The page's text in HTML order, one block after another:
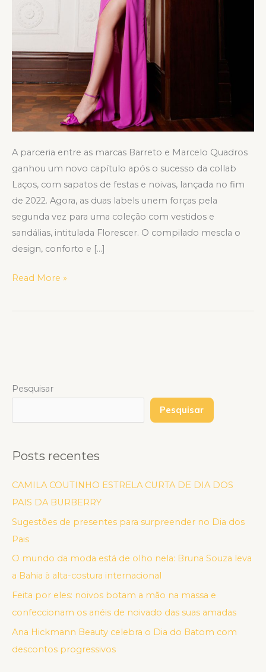
A parceria entre as marcas Barreto e Marcelo Quadros
ganhou um novo capítulo após o sucesso da collab
Laços, com sapatos de festas e noivas, lançada no fim
de 2022. Agora, as duas labels unem forças pela
segunda vez para uma coleção com vestidos e
sandálias, intitulada Florescer. O compilado mescla o
design, conforto e […]
Read More »
Pesquisar
Pesquisar
Posts recentes
CAMILA COUTINHO ESTRELA CURTA DE DIA DOS
PAIS DA BURBERRY
Sugestões de presentes para surpreender no Dia dos
Pais
O mundo da moda está de olho nela: Bruna Souza leva
a Bahia à alta-costura internacional
Feita por eles: noivos botam a mão na massa e
confeccionam os anéis de noivado das suas amadas
Ana Hickmann Beauty celebra o Dia do Batom com
descontos progressivos